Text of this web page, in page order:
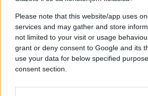
Please note that this website/app uses
services and may gather and store
not limited to your visit or usage
grant or deny consent to Google and its
use your data for below specified
consent section.
u."Čudovište" je meksička vlada,
ne vjeruje ono što vlasti govore
Najmanje 74 osoba uhićeno je u
odmor zbog užasnih kritika na